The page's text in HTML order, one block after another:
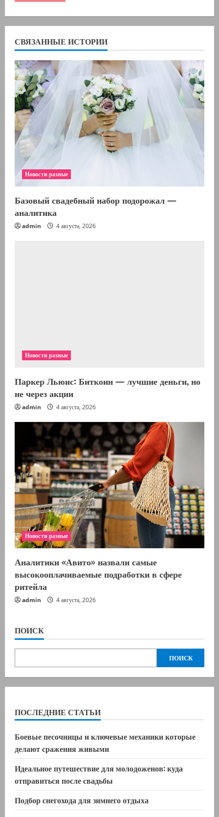
ь
ч
т
е
н
и
е
СВЯЗАННЫЕ ИСТОРИИ
Новости разные
Базовый свадебный набор подорожал —
аналитика
admin 4 августа, 2026
Новости разные
Паркер Льюис: Биткоин — лучшие деньги, но
не через акции
admin 4 августа, 2026
Новости разные
Аналитики «Авито» назвали самые
высокооплачиваемые подработки в сфере
ритейла
admin 4 августа, 2026
ПОИСК
ПОИСК
ПОСЛЕДНИЕ СТАТЬИ
Боевые песочницы и ключевые механики которые
делают сражения живыми
Идеальное путешествие для молодоженов: куда
отправиться после свадьбы
Подбор снегохода для зимнего отдыха